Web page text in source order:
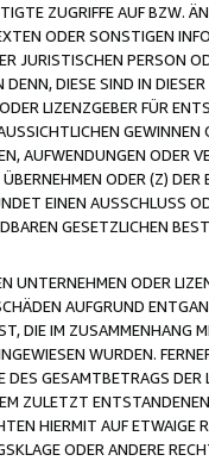
ZUGRIFFE AUF BZW.
ODER SONSTIGEN
JURISTISCHEN PERSON
DIESE SIND IN
LIZENZGEBER FÜR
AUFWENDUNGEN ODER
ODER (Z)
EINEN AUSSCHLUSS
GESETZLICHEN
UNTERNEHMEN ODER
AUFGRUND
DIE IM ZUSAMMENHANG
WURDEN.
DES GESAMTBETRAGS
ZULETZT
HIERMIT AUF
ODER ANDERE